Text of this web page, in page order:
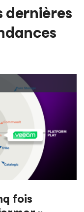
dernières
fois